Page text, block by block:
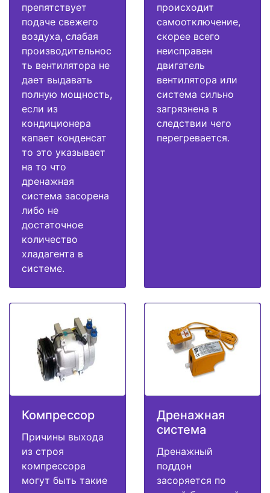
препятствует
подаче свежего
воздуха, слабая
производительнос
ть вентилятора не
дает выдавать
полную мощность,
если из
кондиционера
капает конденсат
то это указывает
на то что
дренажная
система засорена
либо не
достаточное
количество
хладагента в
системе.
происходит
самоотключение,
скорее всего
неисправен
двигатель
вентилятора или
система сильно
загрязнена в
следствии чего
перегревается.
Компрессор
Причины выхода
из строя
компрессора
могут быть такие
Дренажная
система
Дренажный
поддон
засоряется по